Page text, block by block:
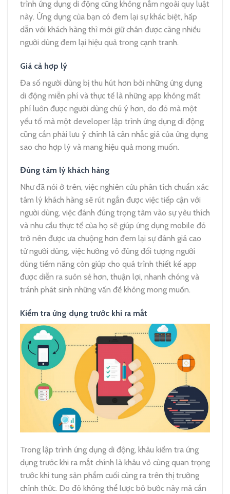
trình ứng dụng di động cũng không nằm ngoài quy luật
này. Ứng dụng của bạn có đem lại sự khác biệt, hấp
dẫn với khách hàng thì mới giữ chân được càng nhiều
người dùng đem lại hiệu quả trong cạnh tranh.
Giá cả hợp lý
Đa số người dùng bị thu hút hơn bởi những ứng dụng
di động miễn phí và thực tế là những app không mất
phí luôn được người dùng chú ý hơn, do đó mà một
yếu tố mà một developer lập trình ứng dụng di động
cũng cần phải lưu ý chính là cân nhắc giá của ứng dụng
sao cho hợp lý và mang hiệu quả mong muốn.
Đúng tâm lý khách hàng
Như đã nói ở trên, việc nghiên cứu phân tích chuẩn xác
tâm lý khách hàng sẽ rút ngắn được việc tiếp cận với
người dùng, việc đánh đúng trọng tâm vào sự yêu thích
và nhu cầu thực tế của họ sẽ giúp ứng dụng mobile đó
trở nên được ưa chuộng hơn đem lại sự đánh giá cao
từ người dùng, việc hướng vô đúng đối tượng người
dùng tiềm năng còn giúp cho quá trình thiết kế app
được diễn ra suôn sẻ hơn, thuận lợi, nhanh chóng và
tránh phát sinh những vấn đề không mong muốn.
Kiểm tra ứng dụng trước khi ra mắt
Trong lập trình ứng dụng di động, khâu kiểm tra ứng
dụng trước khi ra mắt chính là khâu vô cùng quan trọng
trước khi tung sản phẩm cuối cùng ra trên thị trường
chính thức. Do đó không thể lược bỏ bước này mà cần